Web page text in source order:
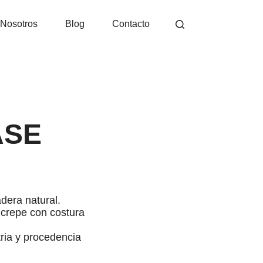
Nosotros Blog Contacto
natural.
con costura
y procedencia